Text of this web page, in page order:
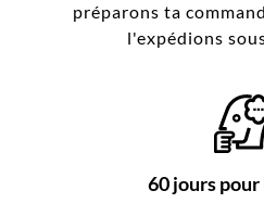
préparons ta
l'expédions
60 jours